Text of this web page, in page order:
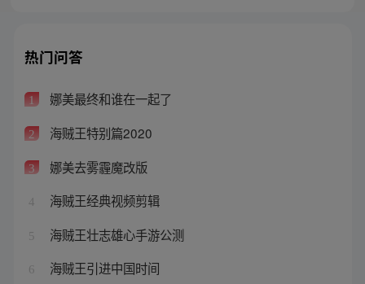
热门问答
1 娜美最终和谁在一起了
2 海贼王特别篇2020
3 娜美去雾霾魔改版
4 海贼王经典视频剪辑
5 海贼王壮志雄心手游公测
6 海贼王引进中国时间